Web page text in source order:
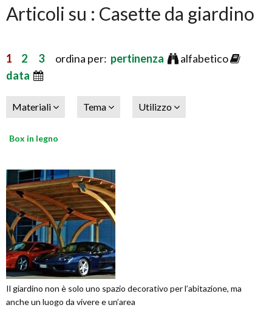
Articoli su : Casette da giardino
1 2 3ordina per: pertinenza
alfabetico
data
Materiali Tema Utilizzo
Box in legno
Il giardino non è solo uno spazio decorativo per l’abitazione, ma
anche un luogo da vivere e un’area